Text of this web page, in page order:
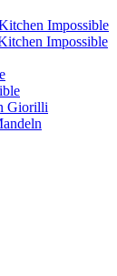
Impossible
Impossible
Giorilli